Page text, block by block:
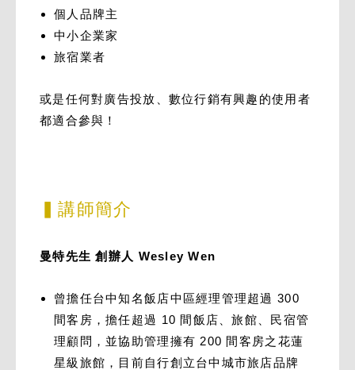
個人品牌主
中小企業家
旅宿業者
或是任何對廣告投放、數位行銷有興趣的使用者
都適合參與！
▍講師簡介
曼特先生 創辦人 Wesley Wen
曾擔任台中知名飯店中區經理管理超過 300
間客房，擔任超過 10 間飯店、旅館、民宿管
理顧問，並協助管理擁有 200 間客房之花蓮
星級旅館，目前自行創立台中城市旅店品牌